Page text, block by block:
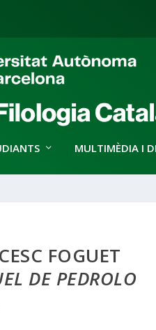
MULTIMÈDIA I
FOGUET
DE PEDROLO